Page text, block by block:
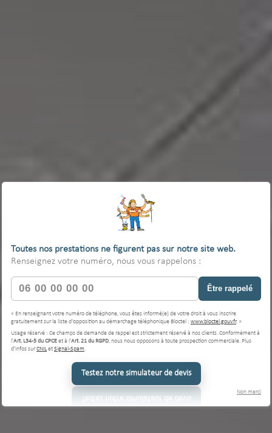
Toutes nos prestations ne figurent pas sur notre site web.
Renseignez votre numéro, nous vous rappelons :
Être rappelé
« En renseignant votre numéro de téléphone, vous êtes informé(e) de votre droit à vous inscrire
gratuitement sur la liste d'opposition au démarchage téléphonique Bloctel : www.bloctel.gouv.fr. »
Usage réservé : Ce champs de demande de rappel est strictement réservé à nos clients. Conformément à
l'Art. L34-5 du CPCEet à l'Art. 21 du RGPD, nous nous opposons à toute prospection commerciale. Plus
d'infos surCNILetSignal-Spam.
Testez notre simulateur de devis
Non merci